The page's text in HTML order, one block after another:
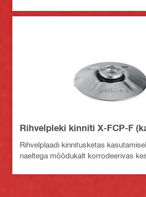
Rihvelpleki kinniti X-FCP-F
Rihvelplaadi kinnitusketas
naeltega mõõdukalt korrodeerivas